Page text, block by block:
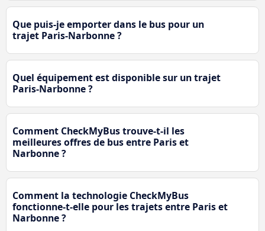
Que puis-je emporter dans le bus pour un
trajet Paris-Narbonne ?
Quel équipement est disponible sur un trajet
Paris-Narbonne ?
Comment CheckMyBus trouve-t-il les
meilleures offres de bus entre Paris et
Narbonne ?
Comment la technologie CheckMyBus
fonctionne-t-elle pour les trajets entre Paris et
Narbonne ?